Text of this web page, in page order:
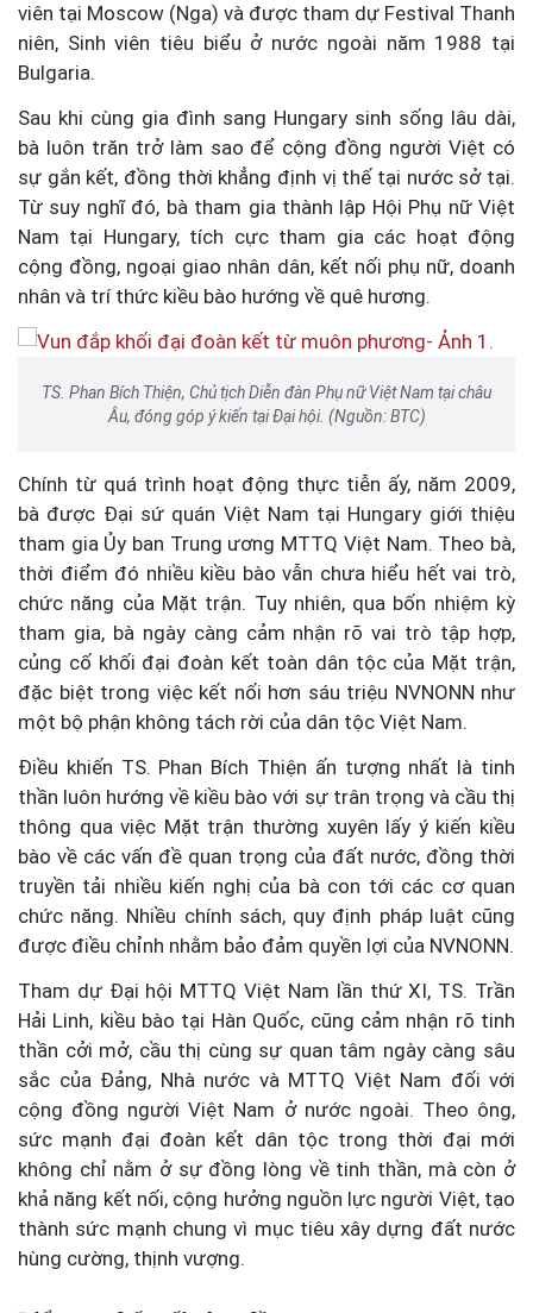
viên tại Moscow (Nga) và được tham dự Festival Thanh
niên, Sinh viên tiêu biểu ở nước ngoài năm 1988 tại
Bulgaria.
Sau khi cùng gia đình sang Hungary sinh sống lâu dài,
bà luôn trăn trở làm sao để cộng đồng người Việt có
sự gắn kết, đồng thời khẳng định vị thế tại nước sở tại.
Từ suy nghĩ đó, bà tham gia thành lập Hội Phụ nữ Việt
Nam tại Hungary, tích cực tham gia các hoạt động
cộng đồng, ngoại giao nhân dân, kết nối phụ nữ, doanh
nhân và trí thức kiều bào hướng về quê hương.
TS. Phan Bích Thiện, Chủ tịch Diễn đàn Phụ nữ Việt Nam tại châu
Âu, đóng góp ý kiến tại Đại hội. (Nguồn: BTC)
Chính từ quá trình hoạt động thực tiễn ấy, năm 2009,
bà được Đại sứ quán Việt Nam tại Hungary giới thiệu
tham gia Ủy ban Trung ương MTTQ Việt Nam. Theo bà,
thời điểm đó nhiều kiều bào vẫn chưa hiểu hết vai trò,
chức năng của Mặt trận. Tuy nhiên, qua bốn nhiệm kỳ
tham gia, bà ngày càng cảm nhận rõ vai trò tập hợp,
củng cố khối đại đoàn kết toàn dân tộc của Mặt trận,
đặc biệt trong việc kết nối hơn sáu triệu NVNONN như
một bộ phận không tách rời của dân tộc Việt Nam.
Điều khiến TS. Phan Bích Thiện ấn tượng nhất là tinh
thần luôn hướng về kiều bào với sự trân trọng và cầu thị
thông qua việc Mặt trận thường xuyên lấy ý kiến kiều
bào về các vấn đề quan trọng của đất nước, đồng thời
truyền tải nhiều kiến nghị của bà con tới các cơ quan
chức năng. Nhiều chính sách, quy định pháp luật cũng
được điều chỉnh nhằm bảo đảm quyền lợi của NVNONN.
Tham dự Đại hội MTTQ Việt Nam lần thứ XI, TS. Trần
Hải Linh, kiều bào tại Hàn Quốc, cũng cảm nhận rõ tinh
thần cởi mở, cầu thị cùng sự quan tâm ngày càng sâu
sắc của Đảng, Nhà nước và MTTQ Việt Nam đối với
cộng đồng người Việt Nam ở nước ngoài. Theo ông,
sức mạnh đại đoàn kết dân tộc trong thời đại mới
không chỉ nằm ở sự đồng lòng về tinh thần, mà còn ở
khả năng kết nối, cộng hưởng nguồn lực người Việt, tạo
thành sức mạnh chung vì mục tiêu xây dựng đất nước
hùng cường, thịnh vượng.